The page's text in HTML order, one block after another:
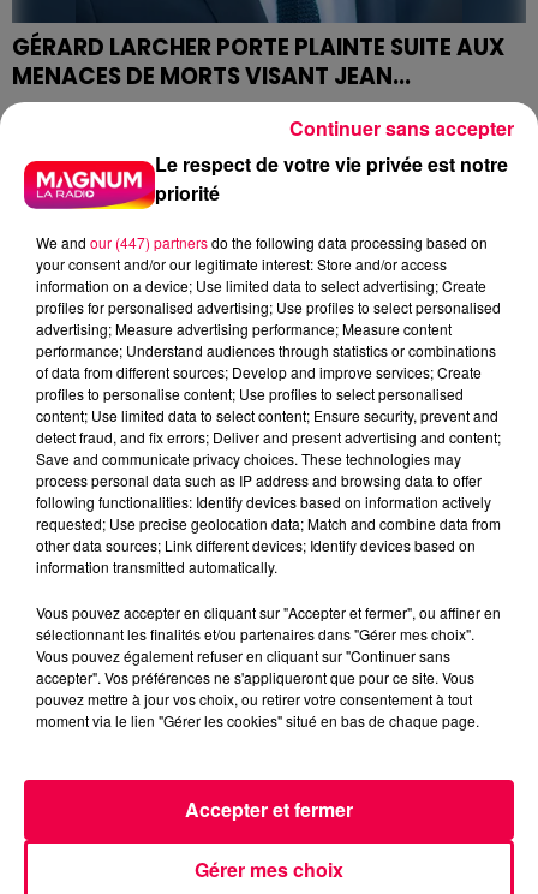
GÉRARD LARCHER PORTE PLAINTE SUITE AUX
MENACES DE MORTS VISANT JEAN...
Le président du Sénat, Gérard Larcher, s'est constitué
partie civile dans cette affaire vosgienne.
LILIANE COINCHELIN, SÉQUESTRÉE, AFFAMÉE
PUIS ENTERRÉE EN SECRET,...
Une information judiciaire criminelle a été ouverte
après la disparition inquiétante de cette habitante de
Saint-Michel-sur-Meurthe dans les Vosges.
Le respect de votre vie privée est notre
priorité
We and our (447) partnersdo the following data processing based on
your consent and/or our legitimate interest: Store and/or access
information on a device; Use limited data to select advertising; Create
profiles for personalised advertising; Use profiles to select personalised
advertising; Measure advertising performance; Measure content
performance; Understand audiences through statistics or combinations
of data from different sources; Develop and improve services; Create
profiles to personalise content; Use profiles to select personalised
content; Use limited data to select content; Ensure security, prevent and
detect fraud, and fix errors; Deliver and present advertising and content;
Save and communicate privacy choices. These technologies may
process personal data such as IP address and browsing data to offer
following functionalities: Identify devices based on information actively
requested; Use precise geolocation data; Match and combine data from
other data sources; Link different devices; Identify devices based on
information transmitted automatically.
Vous pouvez accepter en cliquant sur "Accepter et fermer", ou affiner en
sélectionnant les finalités et/ou partenaires dans "Gérer mes choix".
Vous pouvez également refuser en cliquant sur "Continuer sans
accepter". Vos préférences ne s'appliqueront que pour ce site. Vous
pouvez mettre à jour vos choix, ou retirer votre consentement à tout
moment via le lien "Gérer les cookies" situé en bas de chaque page.
Gérer mes choix
Accepter et fermer
Continuer sans accepter